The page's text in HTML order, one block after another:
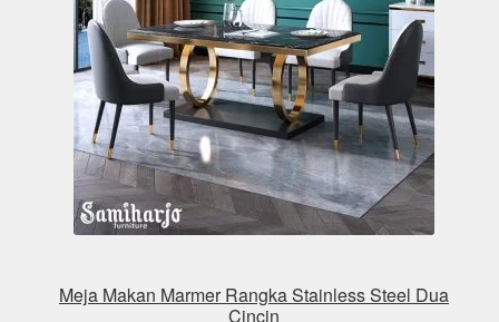
Meja Makan Marmer Rangka Stainless Steel Dua
Cincin